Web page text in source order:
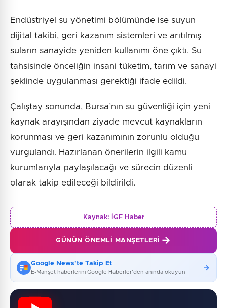
Endüstriyel su yönetimi bölümünde ise suyun
dijital takibi, geri kazanım sistemleri ve arıtılmış
suların sanayide yeniden kullanımı öne çıktı. Su
tahsisinde önceliğin insani tüketim, tarım ve sanayi
şeklinde uygulanması gerektiği ifade edildi.
Çalıştay sonunda, Bursa’nın su güvenliği için yeni
kaynak arayışından ziyade mevcut kaynakların
korunması ve geri kazanımının zorunlu olduğu
vurgulandı. Hazırlanan önerilerin ilgili kamu
kurumlarıyla paylaşılacağı ve sürecin düzenli
olarak takip edileceği bildirildi.
Kaynak: İGF Haber
GÜNÜN ÖNEMLI MANŞETLERI
Google News'te Takip Et
E-Manşet haberlerini Google Haberler'den anında okuyun